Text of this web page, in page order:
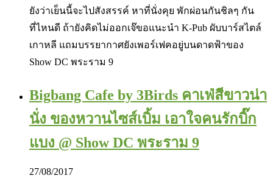
ยังว่าเย็นนี้จะไปสังสรรค์ หาที่นั่งคุย พักผ่อนกันชิลๆ กัน
ที่ไหนดี ถ้ายังคิดไม่ออกเจ๊ขอแนะนำ K-Pub ผับบาร์สไตล์
เกาหลี แถมบรรยากาศยังเพอร์เฟคอยู่บนดาดฟ้าของ
Show DC พระราม 9
Bigbang Cafe by 3Birds คาเฟ่สีขาวน่า
นั่ง ของหวานไซส์เบิ้ม เอาใจคนรักบิ๊ก
แบง @ Show DC พระราม 9
27/08/2017